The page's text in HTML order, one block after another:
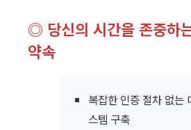
◎ 당신의 시간을 존중하
약속
복잡한 인증 절차 없는
스템 구축